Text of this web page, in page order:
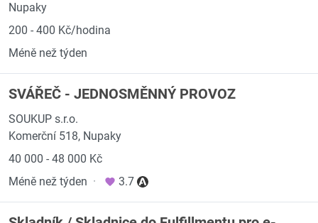
Nupaky
200 - 400 Kč/hodina
Méně než týden
SVÁŘEČ - JEDNOSMĚNNÝ PROVOZ
SOUKUP s.r.o.
Komerční 518, Nupaky
40 000 - 48 000 Kč
Méně než týden · 3.7